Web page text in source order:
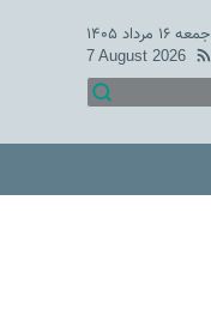
جمعه ۱۶ مرداد ۱۴۰۵
7 August 2026